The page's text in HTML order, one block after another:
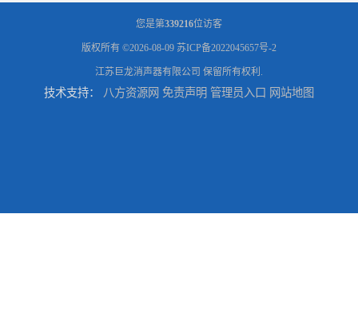
您是第339216位访客
版权所有 ©2026-08-09 苏ICP备2022045657号-2
江苏巨龙消声器有限公司 保留所有权利.
技术支持： 八方资源网 免责声明 管理员入口 网站地图